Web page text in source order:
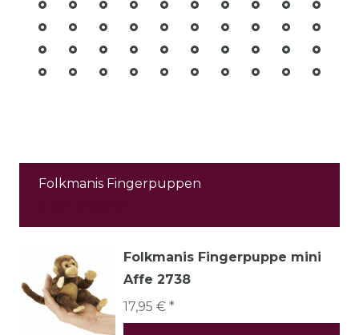
Folkmanis Fingerpuppen
Folkmanis Fingerpuppe mini
Affe 2738
17,95 € *